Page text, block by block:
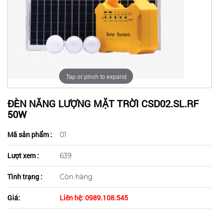
Tap or pinch to expand
ĐÈN NĂNG LƯỢNG MẶT TRỜI CSD02.SL.RF
50W
Mã sản phẩm : 01
Lượt xem : 639
Tình trạng : Còn hàng
Giá: Liên hệ: 0989.108.545